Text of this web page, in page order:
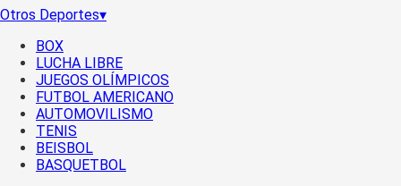
Otros Deportes▾
BOX
LUCHA LIBRE
JUEGOS OLÍMPICOS
FUTBOL AMERICANO
AUTOMOVILISMO
TENIS
BEISBOL
BASQUETBOL